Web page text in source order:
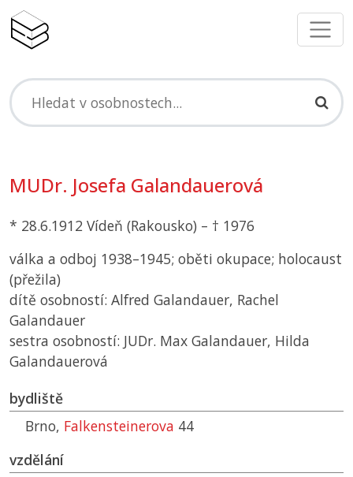
MUDr. Josefa Galandauerová
* 28.6.1912 Vídeň (Rakousko) – † 1976
válka a odboj 1938–1945; oběti okupace; holocaust
(přežila)
dítě osobností: Alfred Galandauer, Rachel
Galandauer
sestra osobností: JUDr. Max Galandauer, Hilda
Galandauerová
bydliště
Brno, Falkensteinerova 44
vzdělání